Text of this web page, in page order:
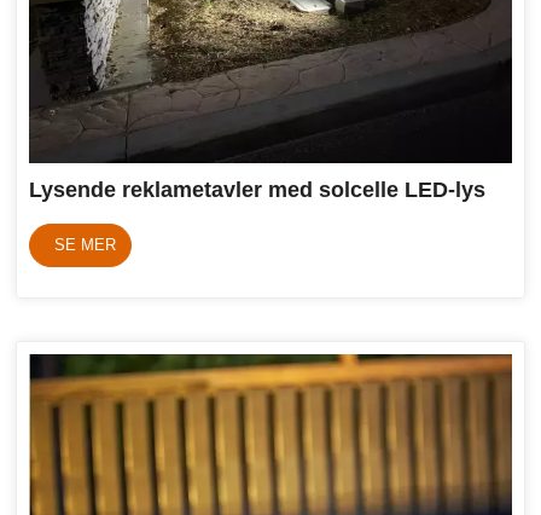
Lysende reklametavler med solcelle LED-lys
SE MER